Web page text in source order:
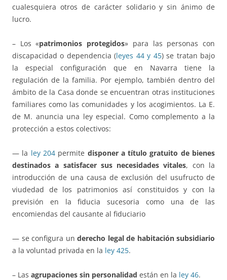
cualesquiera otros de carácter solidario y sin ánimo de
lucro.
– Los «patrimonios protegidos» para las personas con
discapacidad o dependencia (leyes 44 y 45) se tratan bajo
la especial configuración que en Navarra tiene la
regulación de la familia. Por ejemplo, también dentro del
ámbito de la Casa donde se encuentran otras instituciones
familiares como las comunidades y los acogimientos. La E.
de M. anuncia una ley especial. Como complemento a la
protección a estos colectivos:
— la ley 204permite disponer a título gratuito de bienes
destinados a satisfacer sus necesidades vitales, con la
introducción de una causa de exclusión del usufructo de
viudedad de los patrimonios así constituidos y con la
previsión en la fiducia sucesoria como una de las
encomiendas del causante al fiduciario
— se configura un derecho legal de habitación subsidiario
a la voluntad privada en la ley 425.
– Las agrupaciones sin personalidad están en la ley 46.